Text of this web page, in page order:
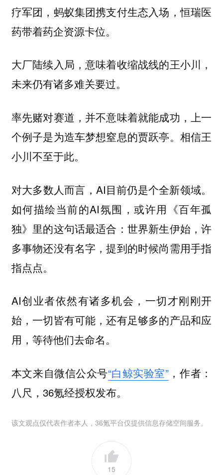
疗军团，蚂蚁集团携支付生态入场，恒瑞医
药带着药企资源卡位。
大厂陆续入局，意味着收缩战线的王小川，
未来仍有诸多难关要过。
率先赌对赛道，并不意味着就能成功，上一
个例子是为造车梦想窒息的贾跃亭。相信王
小川不至于此。
对大多数人而言，AI目前仍是个全新领域。
如何描绘当前的AI氛围，或许用《百年孤
独》里的这句话最适合：世界新生伊始，许
多事物还没有名字，提到的时候尚需用手指
指点点。
AI创业者依然有诸多机会，一切才刚刚开
始，一切皆有可能，还有足够多的产品和应
用，等待他们去命名。
本文来自微信公众号“白鲸实验室”，作者：
八尺，36氪经授权发布。
该文观点仅代表作者本人，36氪平台仅提供信息存储空间服务。
15